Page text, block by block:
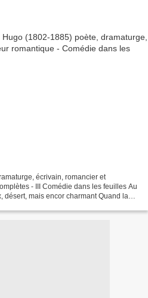
écrivain, romancier et
- III Comédie dans les feuilles Au
désert, mais encor charmant Quand la